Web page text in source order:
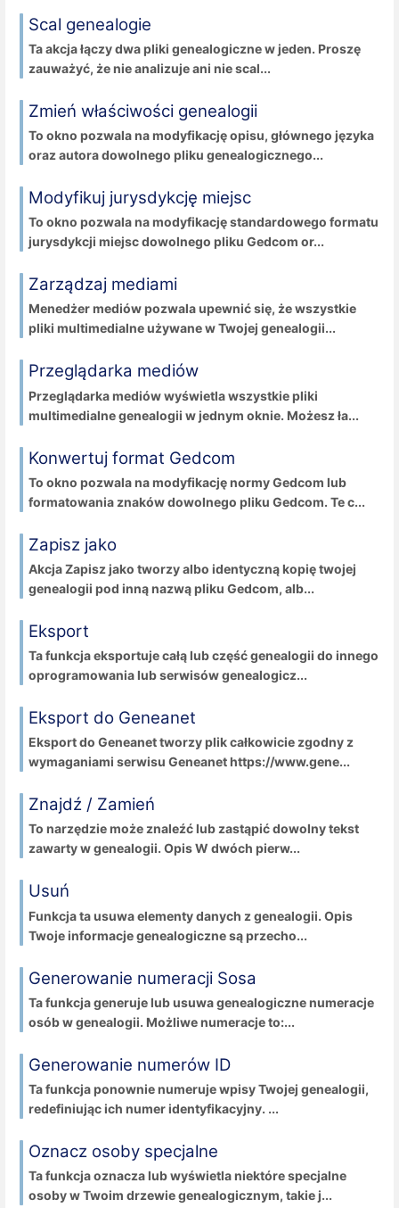
Scal genealogie
Ta akcja łączy dwa pliki genealogiczne w jeden. Proszę
zauważyć, że nie analizuje ani nie scal...
Zmień właściwości genealogii
To okno pozwala na modyfikację opisu, głównego języka
oraz autora dowolnego pliku genealogicznego...
Modyfikuj jurysdykcję miejsc
To okno pozwala na modyfikację standardowego formatu
jurysdykcji miejsc dowolnego pliku Gedcom or...
Zarządzaj mediami
Menedżer mediów pozwala upewnić się, że wszystkie
pliki multimedialne używane w Twojej genealogii...
Przeglądarka mediów
Przeglądarka mediów wyświetla wszystkie pliki
multimedialne genealogii w jednym oknie. Możesz ła...
Konwertuj format Gedcom
To okno pozwala na modyfikację normy Gedcom lub
formatowania znaków dowolnego pliku Gedcom. Te c...
Zapisz jako
Akcja Zapisz jako tworzy albo identyczną kopię twojej
genealogii pod inną nazwą pliku Gedcom, alb...
Eksport
Ta funkcja eksportuje całą lub część genealogii do innego
oprogramowania lub serwisów genealogicz...
Eksport do Geneanet
Eksport do Geneanet tworzy plik całkowicie zgodny z
wymaganiami serwisu Geneanet https://www.gene...
Znajdź / Zamień
To narzędzie może znaleźć lub zastąpić dowolny tekst
zawarty w genealogii. Opis W dwóch pierw...
Usuń
Funkcja ta usuwa elementy danych z genealogii. Opis
Twoje informacje genealogiczne są przecho...
Generowanie numeracji Sosa
Ta funkcja generuje lub usuwa genealogiczne numeracje
osób w genealogii. Możliwe numeracje to:...
Generowanie numerów ID
Ta funkcja ponownie numeruje wpisy Twojej genealogii,
redefiniując ich numer identyfikacyjny. ...
Oznacz osoby specjalne
Ta funkcja oznacza lub wyświetla niektóre specjalne
osoby w Twoim drzewie genealogicznym, takie j...